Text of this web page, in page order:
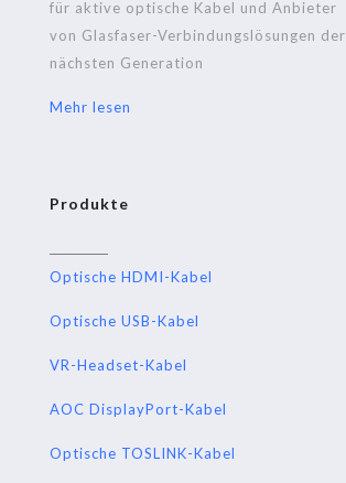
für aktive optische Kabel und Anbieter
von Glasfaser-Verbindungslösungen der
nächsten Generation
Mehr lesen
Produkte
Optische HDMI-Kabel
Optische USB-Kabel
VR-Headset-Kabel
AOC DisplayPort-Kabel
Optische TOSLINK-Kabel